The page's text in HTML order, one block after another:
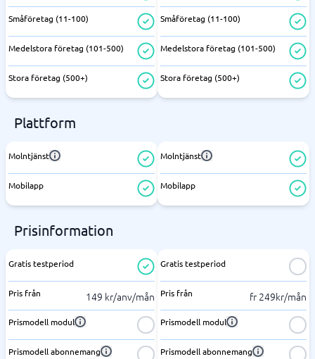
Småföretag (11-100)
Medelstora företag (101-500)
Stora företag (500+)
Småföretag (11-100)
Medelstora företag (101-500)
Stora företag (500+)
Plattform
Molntjänst
Mobilapp
Molntjänst
Mobilapp
Prisinformation
Gratis testperiod
Pris från 149 kr/anv/mån
Prismodell modul
Prismodell abonnemang
Gratis testperiod
Pris från fr 249kr/mån
Prismodell modul
Prismodell abonnemang